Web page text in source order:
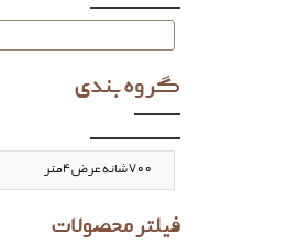
گروه بندی
فیلتر محصولات